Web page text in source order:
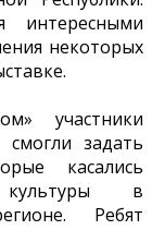
интересными
некоторых
участники
смогли задать
касались
культуры в
Ребят